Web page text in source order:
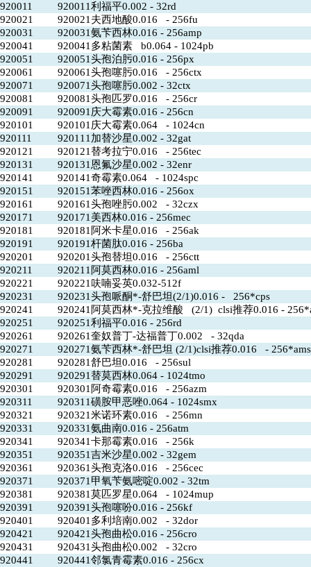
920011
920011利福平0.002 - 32rd
920021
920021夫西地酸0.016 - 256fu
920031
920031氨苄西林0.016 - 256amp
920041
920041多粘菌素 b0.064 - 1024pb
920051
920051头孢泊肟0.016 - 256px
920061
920061头孢噻肟0.016 - 256ctx
920071
920071头孢噻肟0.002 - 32ctx
920081
920081头孢匹罗0.016 - 256cr
920091
920091庆大霉素0.016 - 256cn
920101
920101庆大霉素0.064 - 1024cn
920111
920111加替沙星0.002 - 32gat
920121
920121替考拉宁0.016 - 256tec
920131
920131恩氟沙星0.002 - 32enr
920141
920141奇霉素0.064 - 1024spc
920151
920151苯唑西林0.016 - 256ox
920161
920161头孢唑肟0.002 - 32czx
920171
920171美西林0.016 - 256mec
920181
920181阿米卡星0.016 - 256ak
920191
920191杆菌肽0.016 - 256ba
920201
920201头孢替坦0.016 - 256ctt
920211
920211阿莫西林0.016 - 256aml
920221
920221呋喃妥英0.032-512f
920231
920231头孢哌酮*-舒巴坦(2/1)0.016 - 256*cps
920241
920241阿莫西林*-克拉维酸 (2/1) clsi推荐0.016 -
920251
920251利福平0.016 - 256rd
920261
920261奎奴普丁-达福普丁0.002 - 32qda
920271
920271氨苄西林*-舒巴坦 (2/1)clsi推荐0.016 - 256*ams
920281
920281舒巴坦0.016 - 256sul
920291
920291替莫西林0.064 - 1024tmo
920301
920301阿奇霉素0.016 - 256azm
920311
920311磺胺甲恶唑0.064 - 1024smx
920321
920321米诺环素0.016 - 256mn
920331
920331氨曲南0.016 - 256atm
920341
920341卡那霉素0.016 - 256k
920351
920351吉米沙星0.002 - 32gem
920361
920361头孢克洛0.016 - 256cec
920371
920371甲氧苄氨嘧啶0.002 - 32tm
920381
920381莫匹罗星0.064 - 1024mup
920391
920391头孢噻吩0.016 - 256kf
920401
920401多利培南0.002 - 32dor
920421
920421头孢曲松0.016 - 256cro
920431
920431头孢曲松0.002 - 32cro
920441
920441邻氯青霉素0.016 - 256cx